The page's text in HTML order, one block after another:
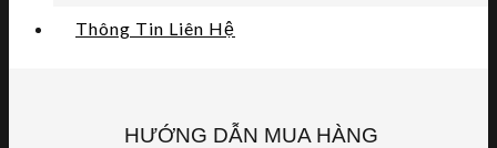
Thông Tin Liên Hệ
HƯỚNG DẪN MUA HÀNG